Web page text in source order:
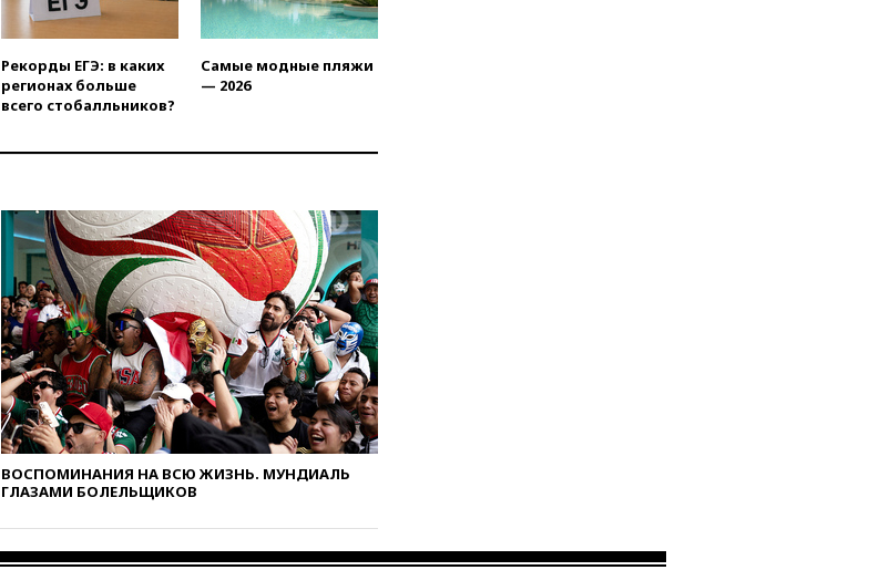
вчера, 22:28Отказаться от
российского гражданства
вчера, 22:20Путин назвал 76-ю
гвардейскую десантно-
добропольском направлении
вчера, 21:58Генпрокуратура
признала нежелательным в
РФ американский Human
Rights Foundation
вчера, 21:35«Аэрофлот»
отменяет часть рейсов в Сочи
и Геленджик
вчера, 21:25Руслан Терновой
выиграл золото чемпионата
метровой вышки
концессии строительства ж/д
Рекорды ЕГЭ: в каких
регионах больше
всего стобалльников?
Самые модные пляжи
— 2026
ВОСПОМИНАНИЯ НА ВСЮ ЖИЗНЬ. МУНДИАЛЬ
ГЛАЗАМИ БОЛЕЛЬЩИКОВ